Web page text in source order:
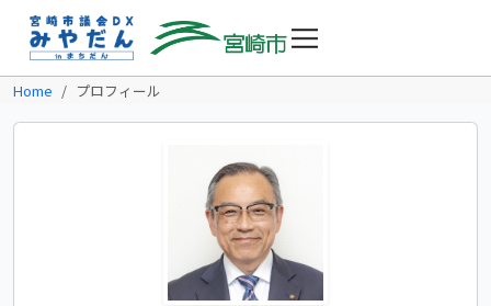
Home プロフィール